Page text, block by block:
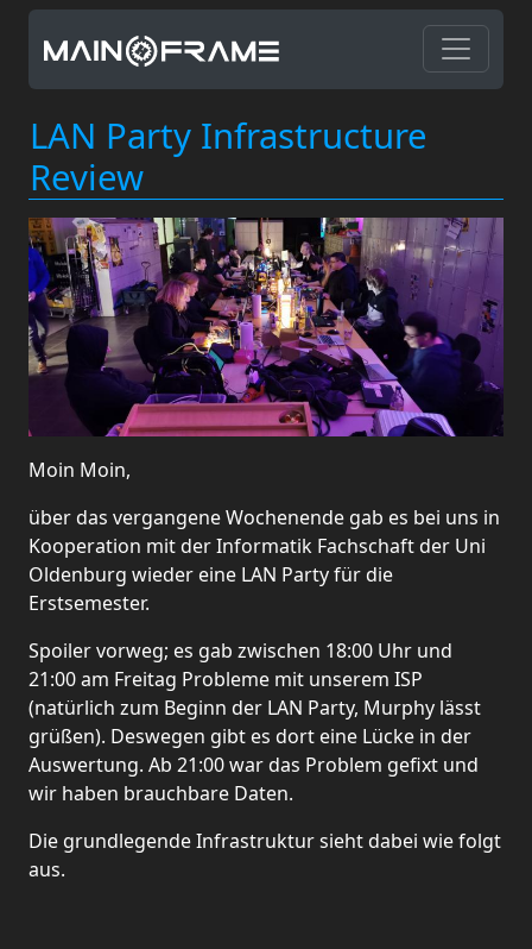
LAN Party Infrastructure
Review
Moin Moin,
über das vergangene Wochenende gab es bei uns in
Kooperation mit der Informatik Fachschaft der Uni
Oldenburg wieder eine LAN Party für die
Erstsemester.
Spoiler vorweg; es gab zwischen 18:00 Uhr und
21:00 am Freitag Probleme mit unserem ISP
(natürlich zum Beginn der LAN Party, Murphy lässt
grüßen). Deswegen gibt es dort eine Lücke in der
Auswertung. Ab 21:00 war das Problem gefixt und
wir haben brauchbare Daten.
Die grundlegende Infrastruktur sieht dabei wie folgt
aus.